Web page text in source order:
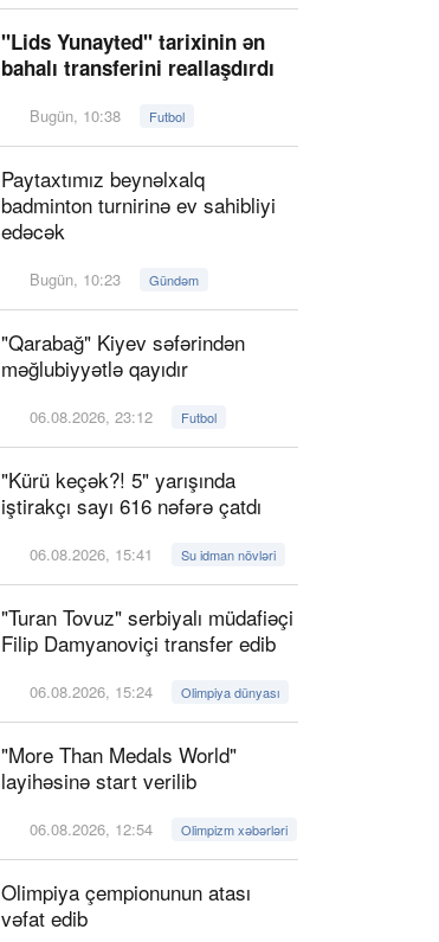
"Lids Yunayted" tarixinin ən
bahalı transferini reallaşdırdı
Bugün, 10:38 Futbol
Paytaxtımız beynəlxalq
badminton turnirinə ev sahibliyi
edəcək
Bugün, 10:23 Gündəm
"Qarabağ" Kiyev səfərindən
məğlubiyyətlə qayıdır
06.08.2026, 23:12 Futbol
"Kürü keçək?! 5" yarışında
iştirakçı sayı 616 nəfərə çatdı
06.08.2026, 15:41 Su idman növləri
"Turan Tovuz" serbiyalı müdafiəçi
Filip Damyanoviçi transfer edib
06.08.2026, 15:24 Olimpiya dünyası
"More Than Medals World"
layihəsinə start verilib
06.08.2026, 12:54 Olimpizm xəbərləri
Olimpiya çempionunun atası
vəfat edib